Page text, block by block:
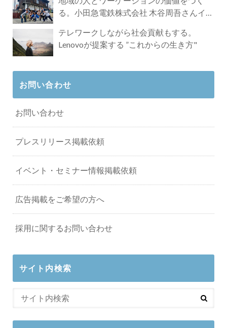
る。小田急電鉄株式会社 木谷周吾さんイン
テレワークしながら社会貢献もする。
Lenovoが提案する ”これからの生き方"
お問い合わせ
お問い合わせ
プレスリリース掲載依頼
イベント・セミナー情報掲載依頼
広告掲載をご希望の方へ
採用に関するお問い合わせ
サイト内検索